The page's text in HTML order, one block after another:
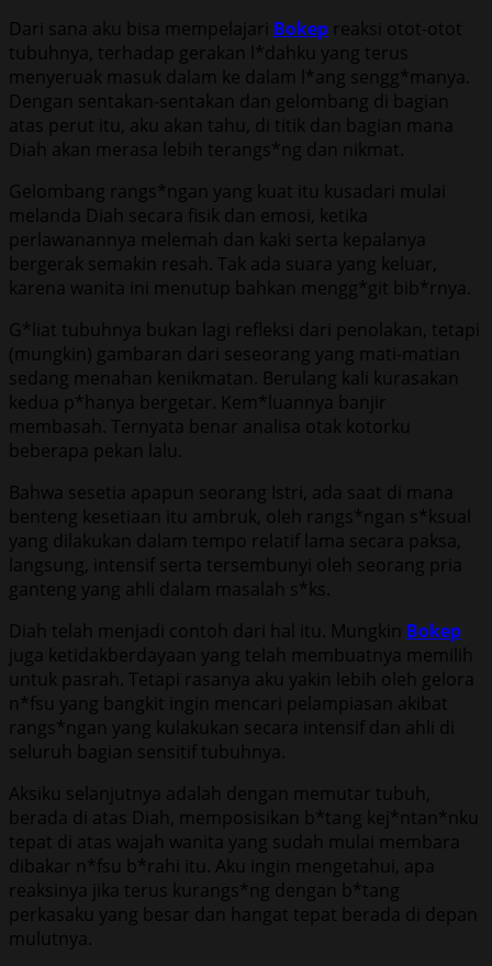
Dari sana aku bisa mempelajari Bokep reaksi otot-otot
tubuhnya, terhadap gerakan l*dahku yang terus
menyeruak masuk dalam ke dalam l*ang sengg*manya.
Dengan sentakan-sentakan dan gelombang di bagian
atas perut itu, aku akan tahu, di titik dan bagian mana
Diah akan merasa lebih terangs*ng dan nikmat.
Gelombang rangs*ngan yang kuat itu kusadari mulai
melanda Diah secara fisik dan emosi, ketika
perlawanannya melemah dan kaki serta kepalanya
bergerak semakin resah. Tak ada suara yang keluar,
karena wanita ini menutup bahkan mengg*git bib*rnya.
G*liat tubuhnya bukan lagi refleksi dari penolakan, tetapi
(mungkin) gambaran dari seseorang yang mati-matian
sedang menahan kenikmatan. Berulang kali kurasakan
kedua p*hanya bergetar. Kem*luannya banjir
membasah. Ternyata benar analisa otak kotorku
beberapa pekan lalu.
Bahwa sesetia apapun seorang Istri, ada saat di mana
benteng kesetiaan itu ambruk, oleh rangs*ngan s*ksual
yang dilakukan dalam tempo relatif lama secara paksa,
langsung, intensif serta tersembunyi oleh seorang pria
ganteng yang ahli dalam masalah s*ks.
Diah telah menjadi contoh dari hal itu. Mungkin Bokep
juga ketidakberdayaan yang telah membuatnya memilih
untuk pasrah. Tetapi rasanya aku yakin lebih oleh gelora
n*fsu yang bangkit ingin mencari pelampiasan akibat
rangs*ngan yang kulakukan secara intensif dan ahli di
seluruh bagian sensitif tubuhnya.
Aksiku selanjutnya adalah dengan memutar tubuh,
berada di atas Diah, memposisikan b*tang kej*ntan*nku
tepat di atas wajah wanita yang sudah mulai membara
dibakar n*fsu b*rahi itu. Aku ingin mengetahui, apa
reaksinya jika terus kurangs*ng dengan b*tang
perkasaku yang besar dan hangat tepat berada di depan
mulutnya.